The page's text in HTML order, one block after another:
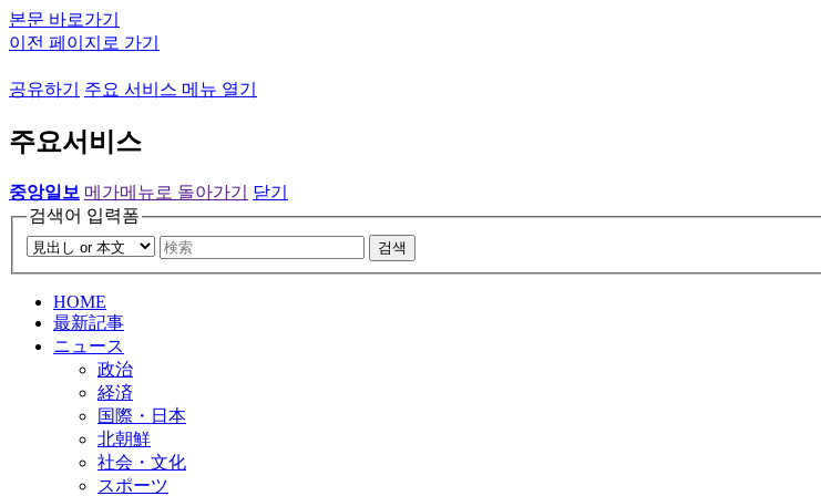
본문 바로가기
이전 페이지로 가기
공유하기 주요 서비스 메뉴 열기
주요서비스
중앙일보 메가메뉴로 돌아가기
닫기
검색어 입력폼
검색
HOME
最新記事
ニュース
政治
経済
国際・日本
北朝鮮
社会・文化
スポーツ